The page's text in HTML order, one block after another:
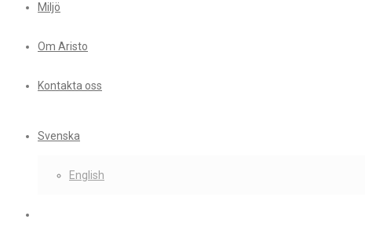
Miljö
Om Aristo
Kontakta oss
Svenska
English